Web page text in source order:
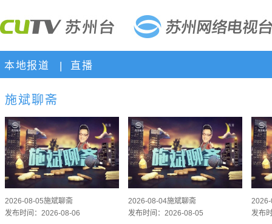
本地报道 | 直播
施斌聊斋
2026-08-05施斌聊斋
发布时间：2026-08-06
2026-08-04施斌聊斋
发布时间：2026-08-05
2026-
发布